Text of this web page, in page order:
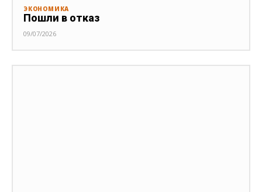
ЭКОНОМИКА
Пошли в отказ
09/07/2026